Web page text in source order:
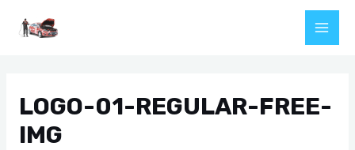
Main
LOGO-01-REGULAR-FREE-
IMG